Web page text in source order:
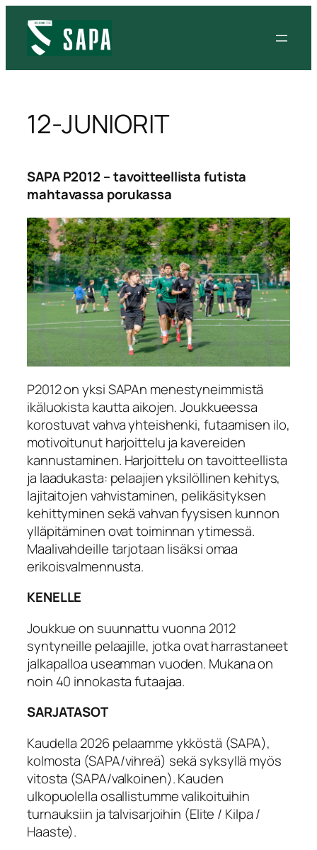
12-JUNIORIT
SAPA P2012 – tavoitteellista futista
mahtavassa porukassa
P2012 on yksi SAPAn menestyneimmistä
ikäluokista kautta aikojen. Joukkueessa
korostuvat vahva yhteishenki, futaamisen ilo,
motivoitunut harjoittelu ja kavereiden
kannustaminen. Harjoittelu on tavoitteellista
ja laadukasta: pelaajien yksilöllinen kehitys,
lajitaitojen vahvistaminen, pelikäsityksen
kehittyminen sekä vahvan fyysisen kunnon
ylläpitäminen ovat toiminnan ytimessä.
Maalivahdeille tarjotaan lisäksi omaa
erikoisvalmennusta.
KENELLE
Joukkue on suunnattu vuonna 2012
syntyneille pelaajille, jotka ovat harrastaneet
jalkapalloa useamman vuoden. Mukana on
noin 40 innokasta futaajaa.
SARJATASOT
Kaudella 2026 pelaamme ykköstä (SAPA),
kolmosta (SAPA/vihreä) sekä syksyllä myös
vitosta (SAPA/valkoinen). Kauden
ulkopuolella osallistumme valikoituihin
turnauksiin ja talvisarjoihin (Elite / Kilpa /
Haaste).